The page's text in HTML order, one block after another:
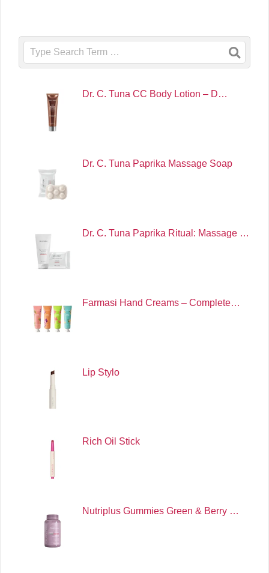
Search
Dr. C. Tuna CC Body Lotion – D…
Dr. C. Tuna Paprika Massage Soap
Dr. C. Tuna Paprika Ritual: Massage …
Farmasi Hand Creams – Complete…
Lip Stylo
Rich Oil Stick
Nutriplus Gummies Green & Berry …